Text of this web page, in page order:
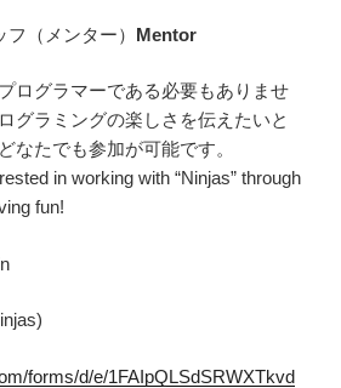
（メンター） Mentor
ログラマーである必要もありませ
グラミングの楽しさを伝えたいと
なたでも参加が可能です。
in working with “Ninjas” through
fun!
forms/d/e/1FAIpQLSdSRWXTkvd